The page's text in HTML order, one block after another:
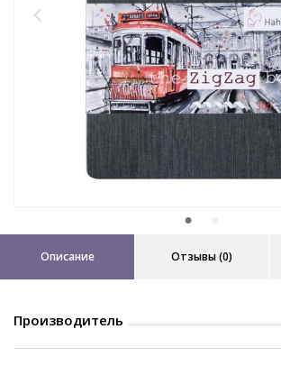
Описание Отзывы (0)
Производитель